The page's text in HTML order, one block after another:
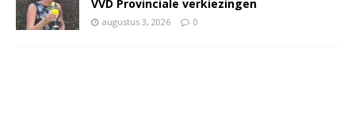
VVD Provinciale verkiezingen
augustus 3, 2026 0